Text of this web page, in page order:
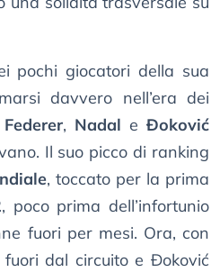
pochi giocatori della sua
davvero nell’era dei
Federer, Nadal eĐoković
Il suo picco di ranking
, toccato per la prima
, poco prima dell’infortunio
fuori per mesi. Ora, con
dal circuito e Đoković